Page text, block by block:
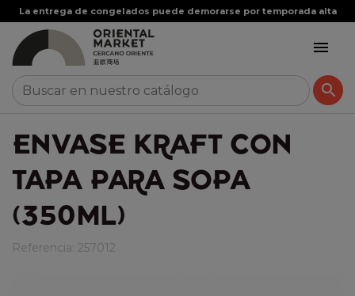
La entrega de congelados puede demorarse por temporada alta


ENVASE KRAFT CON
TAPA PARA SOPA
(350ML)
Referencia: 257012